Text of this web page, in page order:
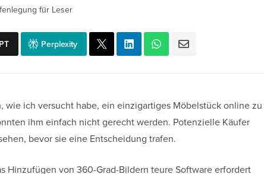
für Leser
Perplexity
wie ich versucht habe, ein einzigartiges Möbelstück online zu
ihm einfach nicht gerecht werden. Potenzielle Käufer
bevor sie eine Entscheidung trafen.
Hinzufügen von 360-Grad-Bildern teure Software erfordert